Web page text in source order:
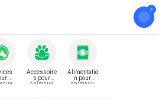
Accessoire
s pour
animaux
Alimentatio
n pour
animaux